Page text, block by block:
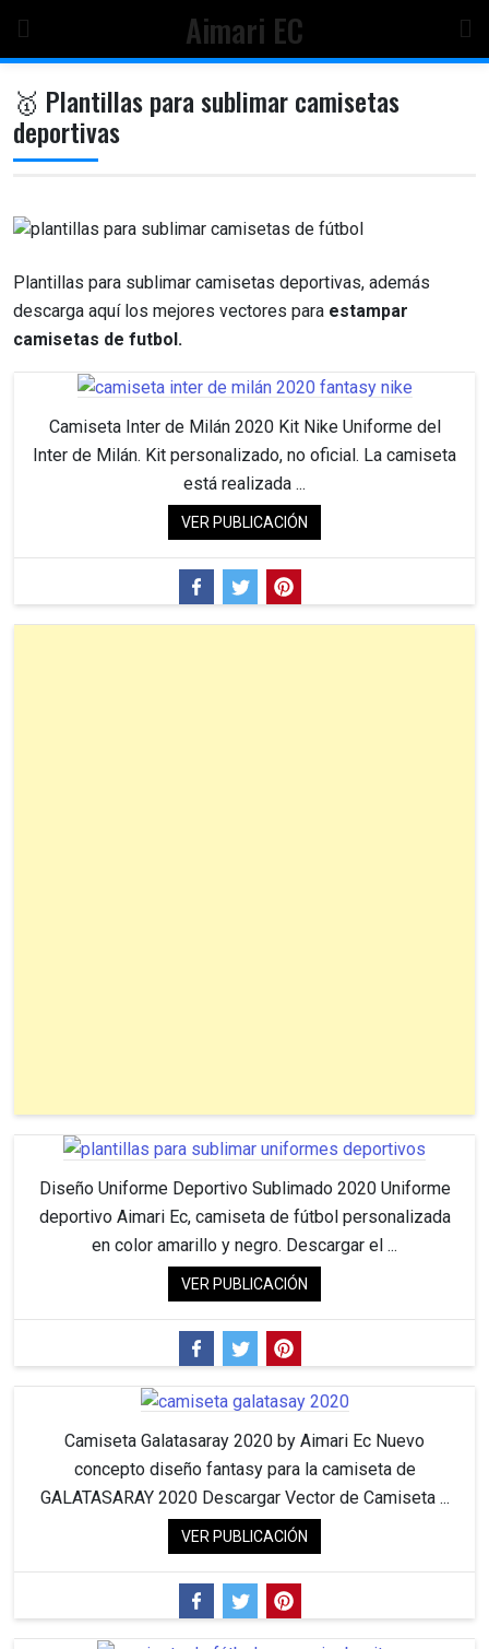
content
Aimari EC
🥇 Plantillas para sublimar camisetas
deportivas
Plantillas para sublimar camisetas deportivas, además
descarga aquí los mejores vectores para estampar
camisetas de futbol.
Camiseta Inter de Milán 2020 Kit Nike Uniforme del
Inter de Milán. Kit personalizado, no oficial. La camiseta
está realizada ...
VER PUBLICACIÓN
Diseño Uniforme Deportivo Sublimado 2020 Uniforme
deportivo Aimari Ec, camiseta de fútbol personalizada
en color amarillo y negro. Descargar el ...
VER PUBLICACIÓN
Camiseta Galatasaray 2020 by Aimari Ec Nuevo
concepto diseño fantasy para la camiseta de
GALATASARAY 2020 Descargar Vector de Camiseta ...
VER PUBLICACIÓN